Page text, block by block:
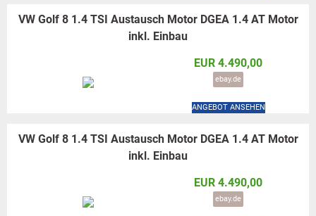
VW Golf 8 1.4 TSI Austausch Motor DGEA 1.4 AT Motor
inkl. Einbau
EUR 4.490,00
ebay.de
ANGEBOT ANSEHEN
VW Golf 8 1.4 TSI Austausch Motor DGEA 1.4 AT Motor
inkl. Einbau
EUR 4.490,00
ebay.de